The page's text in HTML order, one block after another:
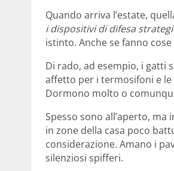
Quando arriva l’estate,
i dispositivi di difesa
istinto. Anche se fanno
Di rado, ad esempio, i gatti
affetto per i termosifoni e
Dormono molto o
Spesso sono all’aperto,
in zone della casa poco
considerazione. Amano i
silenziosi spifferi.